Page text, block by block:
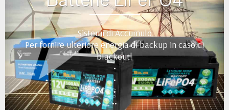
Sistemi di Accumulo
Per fornire ulteriore energia di backup in caso di
blackout!
•
•
•
••